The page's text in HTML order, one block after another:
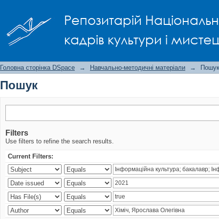
Репозитарій
кадрів культури і
Головна сторінка DSpace → Навчально-методичні матеріали → Пошук
Пошук
Filters
Use filters to refine the search results.
Current Filters: